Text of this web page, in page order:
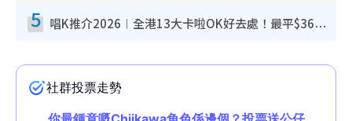
5 唱K推介2026︱全港13大卡啦OK好去處！最平$36起 日文K都有！(附地址+收費詳情)